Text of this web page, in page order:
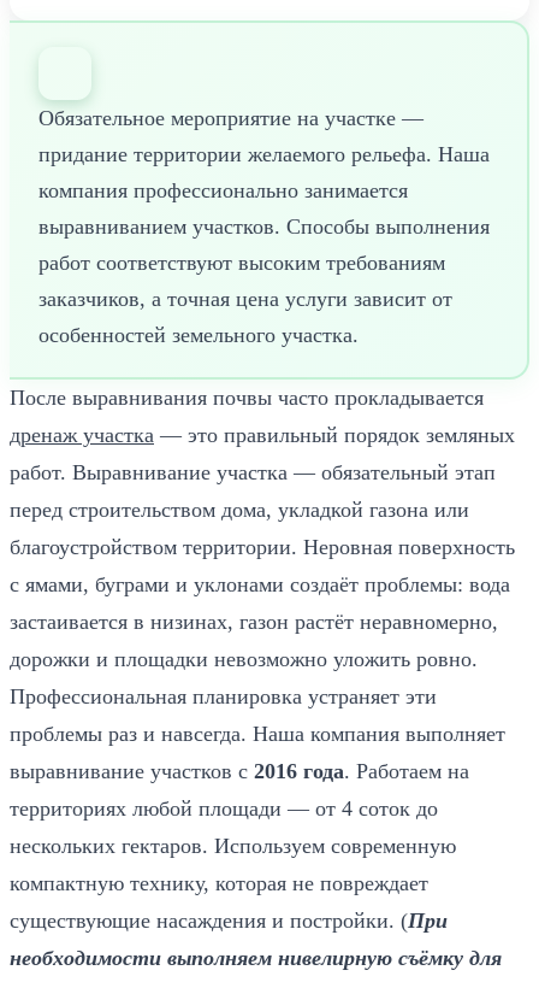
Обязательное мероприятие на участке —
придание территории желаемого рельефа. Наша
компания профессионально занимается
выравниванием участков. Способы выполнения
работ соответствуют высоким требованиям
заказчиков, а точная цена услуги зависит от
особенностей земельного участка.
После выравнивания почвы часто прокладывается
дренаж участка — это правильный порядок земляных
работ. Выравнивание участка — обязательный этап
перед строительством дома, укладкой газона или
благоустройством территории. Неровная поверхность
с ямами, буграми и уклонами создаёт проблемы: вода
застаивается в низинах, газон растёт неравномерно,
дорожки и площадки невозможно уложить ровно.
Профессиональная планировка устраняет эти
проблемы раз и навсегда. Наша компания выполняет
выравнивание участков с 2016 года. Работаем на
территориях любой площади — от 4 соток до
нескольких гектаров. Используем современную
компактную технику, которая не повреждает
существующие насаждения и постройки. (При
необходимости выполняем нивелирную съёмку для